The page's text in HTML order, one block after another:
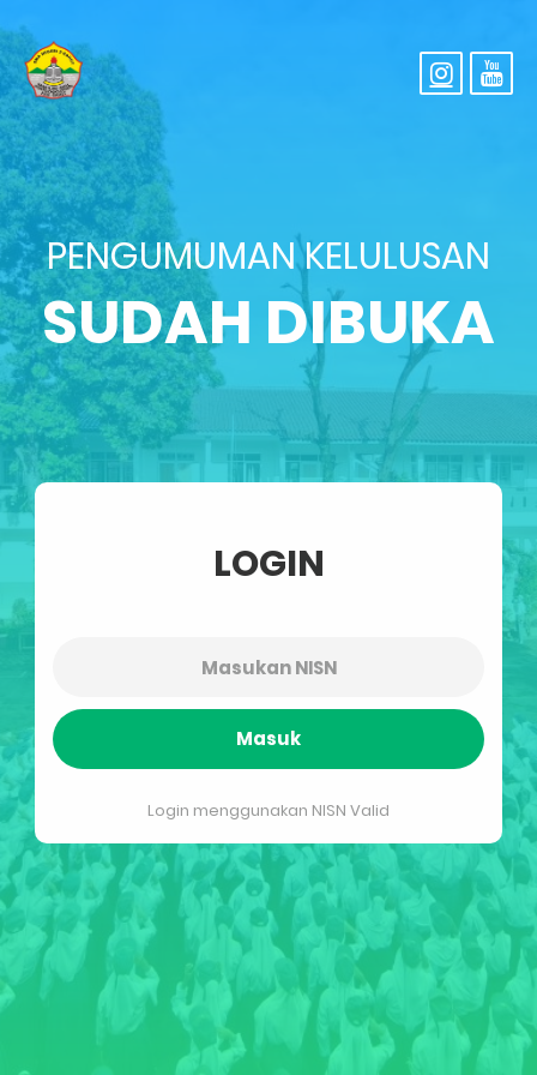
PENGUMUMAN KELULUSAN
SUDAH DIBUKA
LOGIN
Masuk
Login menggunakan NISN Valid